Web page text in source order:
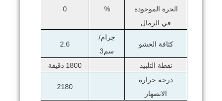
الحرة الموجودة
في الرمال
%
0
كثافة الحشو
جرام/
سم3
2.6
نقطة التلبيد
1800 دقيقة
درجة حرارة
الانصهار
2180